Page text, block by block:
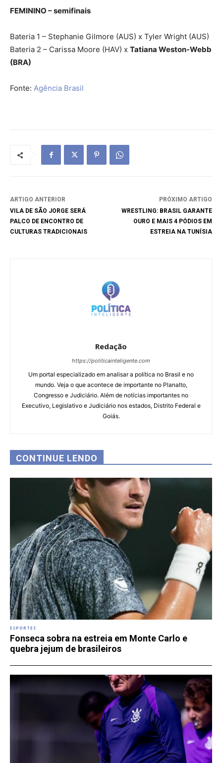
FEMININO – semifinais
Bateria 1 – Stephanie Gilmore (AUS) x Tyler Wright (AUS)
Bateria 2 – Carissa Moore (HAV) x Tatiana Weston-Webb
(BRA)
Fonte: Agência Brasil
ARTIGO ANTERIOR
VILA DE SÃO JORGE SERÁ
PALCO DE ENCONTRO DE
CULTURAS TRADICIONAIS
PRÓXIMO ARTIGO
WRESTLING: BRASIL GARANTE
OURO E MAIS 4 PÓDIOS EM
ESTREIA NA TUNÍSIA
Redação
https://politicainteligente.com
Um portal especializado em analisar a política no Brasil e no
mundo. Veja o que acontece de importante no Planalto,
Congresso e Judiciário. Além de notícias importantes no
Executivo, Legislativo e Judiciário nos estados, Distrito Federal e
Goiás.
CONTINUE LENDO
ESPORTES
Fonseca sobra na estreia em Monte Carlo e
quebra jejum de brasileiros